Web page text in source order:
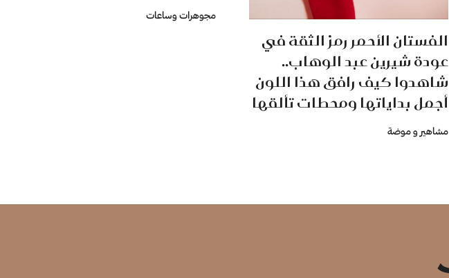
الفستان الأحمر رمز الثقة في
عودة شيرين عبد الوهاب..
شاهدوا كيف رافق هذا اللون
أجمل بداياتها ومحطات تألقها
مشاهير و موضة
مجوهرات وساعات